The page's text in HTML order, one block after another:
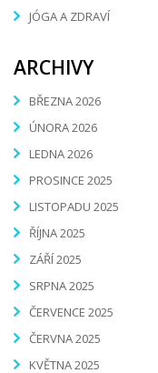
JÓGA A ZDRAVÍ
ARCHIVY
BŘEZNA 2026
ÚNORA 2026
LEDNA 2026
PROSINCE 2025
LISTOPADU 2025
ŘÍJNA 2025
ZÁŘÍ 2025
SRPNA 2025
ČERVENCE 2025
ČERVNA 2025
KVĚTNA 2025